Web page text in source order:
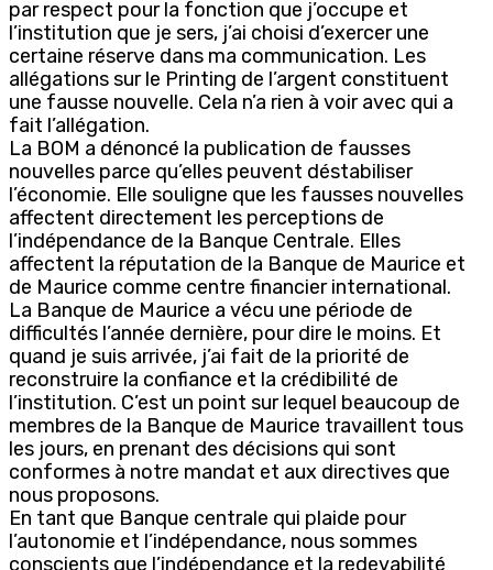
par respect pour la fonction que j’occupe et
l’institution que je sers, j’ai choisi d’exercer une
certaine réserve dans ma communication. Les
allégations sur le Printing de l’argent constituent
une fausse nouvelle. Cela n’a rien à voir avec qui a
fait l’allégation.
La BOM a dénoncé la publication de fausses
nouvelles parce qu’elles peuvent déstabiliser
l’économie. Elle souligne que les fausses nouvelles
affectent directement les perceptions de
l’indépendance de la Banque Centrale. Elles
affectent la réputation de la Banque de Maurice et
de Maurice comme centre financier international.
La Banque de Maurice a vécu une période de
difficultés l’année dernière, pour dire le moins. Et
quand je suis arrivée, j’ai fait de la priorité de
reconstruire la confiance et la crédibilité de
l’institution. C’est un point sur lequel beaucoup de
membres de la Banque de Maurice travaillent tous
les jours, en prenant des décisions qui sont
conformes à notre mandat et aux directives que
nous proposons.
En tant que Banque centrale qui plaide pour
l’autonomie et l’indépendance, nous sommes
conscients que l’indépendance et la redevabilité